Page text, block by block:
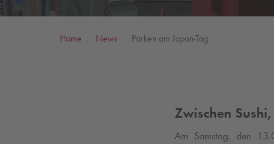
Home News Parken am Japan-Tag
Zwischen
Am Samstag, den